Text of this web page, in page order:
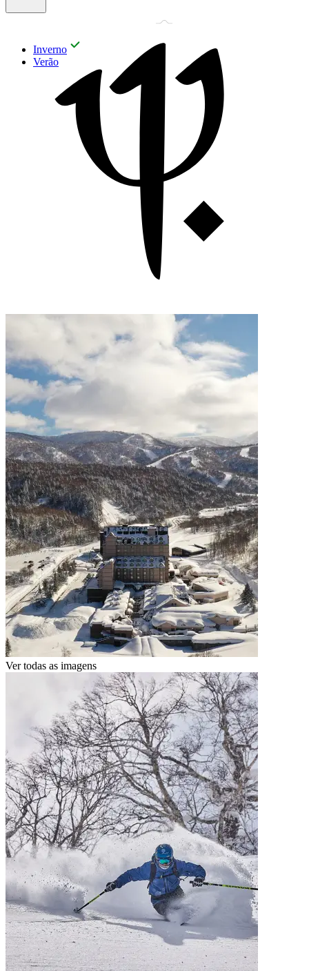
Inverno
Verão
Ver todas as imagens